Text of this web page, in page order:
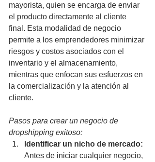
mayorista, quien se encarga de enviar
el producto directamente al cliente
final. Esta modalidad de negocio
permite a los emprendedores minimizar
riesgos y costos asociados con el
inventario y el almacenamiento,
mientras que enfocan sus esfuerzos en
la comercialización y la atención al
cliente.
Pasos para crear un negocio de
dropshipping exitoso:
Identificar un nicho de mercado:
Antes de iniciar cualquier negocio,